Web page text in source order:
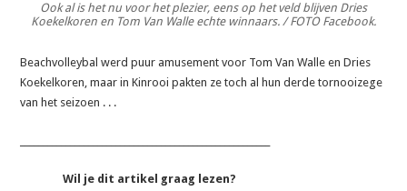
Ook al is het nu voor het plezier, eens op het veld blijven Dries
Koekelkoren en Tom Van Walle echte winnaars. / FOTO Facebook.
Beachvolleybal werd puur amusement voor Tom Van Walle en Dries
Koekelkoren, maar in Kinrooi pakten ze toch al hun derde tornooizege
van het seizoen . . .
Wil je dit artikel graag lezen?